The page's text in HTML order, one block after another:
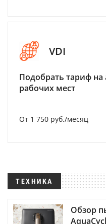
VDI
Подобрать тариф
рабочих мест
От 1 750 руб./месяц
ТЕХНИКА
Обзор